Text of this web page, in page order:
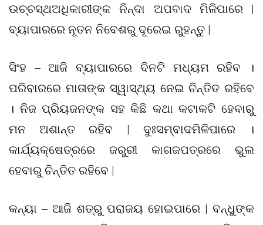
ଉଚ୍ଚସ୍ଥଅଧିକାରୀଙ୍କ ନିନ୍ଦା ଅପବାଦ ମିଳିପାରେ |
ବ୍ୟାପାରରେ ନୂତନ ନିବେଶରୁ ଦୂରେଇ ରୁହନ୍ତୁ |
ସିଂହ – ଆଜି ବ୍ୟାପାରରେ ଦିନଟି ମଧ୍ୟମ ରହିବ ।
ପରିବାରରେ ମାତାଙ୍କ ସ୍ୱାସ୍ଥ୍ୟ ନେଇ ଚିନ୍ତିତ ରହିବେ
। ନିଜ ପ୍ରିୟଜନଙ୍କ ସହ କିଛି କଥା କଟାକଟି ହେବାରୁ
ମନ ଅଶାନ୍ତ ରହିବ | ଦୁଃସମ୍ବାଦମିଳିପାରେ ।
କାର୍ଯ୍ୟକ୍ଷେତ୍ରରେ ଜରୁରୀ କାଗଜପତ୍ରରେ ଭୁଲ
ହେବାରୁ ଚିନ୍ତିତ ରହିବେ |
କନ୍ୟା – ଆଜି ଶତ୍ରୁ ପରାଜୟ ହୋଇପାରେ | ବନ୍ଧୁଙ୍କ